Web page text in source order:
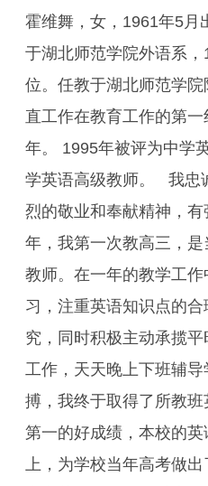
霍维舞，女，1961年5月
于湖北师范学院外语系
位。任教于湖北师范学
直工作在教育工作的第
年。 1995年被评为中学
学英语高级教师。 我忠
烈的敬业和奉献精神，
年，我第一次教高三，
教师。在一年的教学工
习，注重英语知识点的
究，同时积极主动承揽
工作，天天晚上下班辅
搏，我终于取得了所教
第一的好成绩，本校的
上，为学校当年高考做